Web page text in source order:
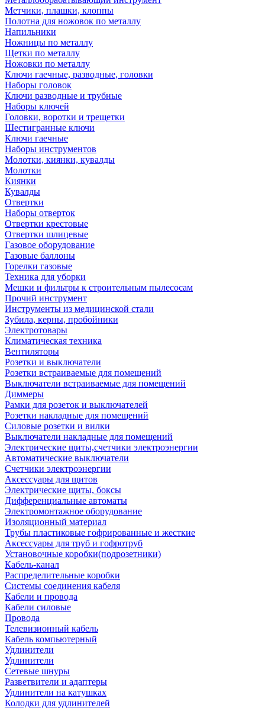
Метчики, плашки, клоппы
Полотна для ножовок по металлу
Напильники
Ножницы по металлу
Щетки по металлу
Ножовки по металлу
Ключи гаечные, разводные, головки
Наборы головок
Ключи разводные и трубные
Наборы ключей
Головки, воротки и трещетки
Шестигранные ключи
Ключи гаечные
Наборы инструментов
Молотки, киянки, кувалды
Молотки
Киянки
Кувалды
Отвертки
Наборы отверток
Отвертки крестовые
Отвертки шлицевые
Газовое оборудование
Газовые баллоны
Горелки газовые
Техника для уборки
Мешки и фильтры к строительным пылесосам
Прочий инструмент
Инструменты из медицинской стали
Зубила, керны, пробойники
Электротовары
Климатическая техника
Вентиляторы
Розетки и выключатели
Розетки встраиваемые для помещений
Выключатели встраиваемые для помещений
Диммеры
Рамки для розеток и выключателей
Розетки накладные для помещений
Силовые розетки и вилки
Выключатели накладные для помещений
Электрические щиты,счетчики электроэнергии
Автоматические выключатели
Счетчики электроэнергии
Аксессуары для щитов
Электрические щиты, боксы
Дифференциальные автоматы
Электромонтажное оборудование
Изоляционный материал
Трубы пластиковые гофрированные и жесткие
Аксессуары для труб и гофротруб
Установочные коробки(подрозетники)
Кабель-канал
Распределительные коробки
Системы соединения кабеля
Кабели и провода
Кабели силовые
Провода
Телевизионный кабель
Кабель компьютерный
Удлинители
Удлинители
Сетевые шнуры
Разветвители и адаптеры
Удлинители на катушках
Колодки для удлинителей